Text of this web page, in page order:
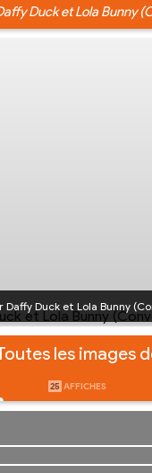
Duck et Lola Bunny
Daffy Duck et Lola Bunny
les images
25 AFFICHES